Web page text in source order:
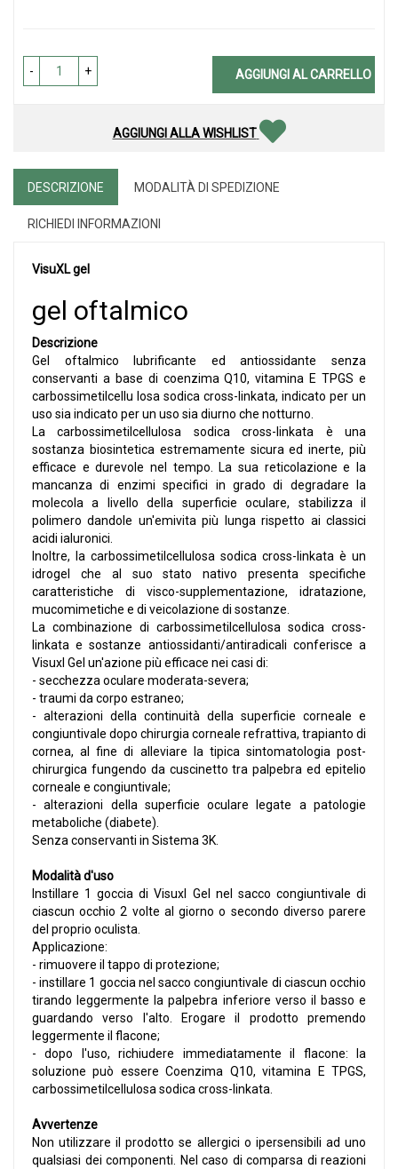
- + AGGIUNGI AL CARRELLO
AGGIUNGI ALLA WISHLIST
DESCRIZIONE MODALITÀ DI SPEDIZIONE
RICHIEDI INFORMAZIONI
VisuXL gel
gel oftalmico
Descrizione
Gel oftalmico lubrificante ed antiossidante senza
conservanti a base di coenzima Q10, vitamina E TPGS e
carbossimetilcellu losa sodica cross-linkata, indicato per un
uso sia indicato per un uso sia diurno che notturno.
La carbossimetilcellulosa sodica cross-linkata è una
sostanza biosintetica estremamente sicura ed inerte, più
efficace e durevole nel tempo. La sua reticolazione e la
mancanza di enzimi specifici in grado di degradare la
molecola a livello della superficie oculare, stabilizza il
polimero dandole un'emivita più lunga rispetto ai classici
acidi ialuronici.
Inoltre, la carbossimetilcellulosa sodica cross-linkata è un
idrogel che al suo stato nativo presenta specifiche
caratteristiche di visco-supplementazione, idratazione,
mucomimetiche e di veicolazione di sostanze.
La combinazione di carbossimetilcellulosa sodica cross-
linkata e sostanze antiossidanti/antiradicali conferisce a
Visuxl Gel un'azione più efficace nei casi di:
- secchezza oculare moderata-severa;
- traumi da corpo estraneo;
- alterazioni della continuità della superficie corneale e
congiuntivale dopo chirurgia corneale refrattiva, trapianto di
cornea, al fine di alleviare la tipica sintomatologia post-
chirurgica fungendo da cuscinetto tra palpebra ed epitelio
corneale e congiuntivale;
- alterazioni della superficie oculare legate a patologie
metaboliche (diabete).
Senza conservanti in Sistema 3K.
Modalità d'uso
Instillare 1 goccia di Visuxl Gel nel sacco congiuntivale di
ciascun occhio 2 volte al giorno o secondo diverso parere
del proprio oculista.
Applicazione:
- rimuovere il tappo di protezione;
- instillare 1 goccia nel sacco congiuntivale di ciascun occhio
tirando leggermente la palpebra inferiore verso il basso e
guardando verso l'alto. Erogare il prodotto premendo
leggermente il flacone;
- dopo l'uso, richiudere immediatamente il flacone: la
soluzione può essere Coenzima Q10, vitamina E TPGS,
carbossimetilcellulosa sodica cross-linkata.
Avvertenze
Non utilizzare il prodotto se allergici o ipersensibili ad uno
qualsiasi dei componenti. Nel caso di comparsa di reazioni